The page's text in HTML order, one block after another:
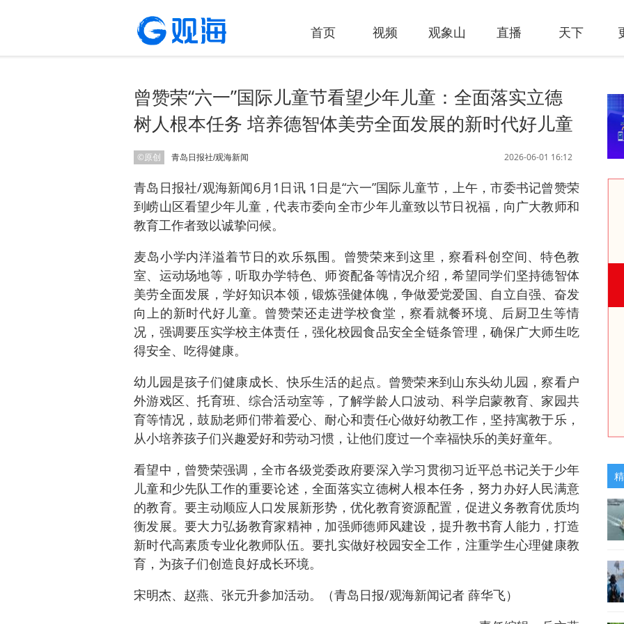
首页 视频 观象山 直播 天下
​曾赞荣“六一”国际儿童节看望少年儿童：全面落实立德
树人根本任务 培养德智体美劳全面发展的新时代好儿童
©原创 2026-06-01 16:12
青岛日报社/观海新闻
青岛日报社/观海新闻6月1日讯 1日是“六一”国际儿童节，上午，市委书记曾赞荣
到崂山区看望少年儿童，代表市委向全市少年儿童致以节日祝福，向广大教师和
教育工作者致以诚挚问候。
麦岛小学内洋溢着节日的欢乐氛围。曾赞荣来到这里，察看科创空间、特色教
室、运动场地等，听取办学特色、师资配备等情况介绍，希望同学们坚持德智体
美劳全面发展，学好知识本领，锻炼强健体魄，争做爱党爱国、自立自强、奋发
向上的新时代好儿童。曾赞荣还走进学校食堂，察看就餐环境、后厨卫生等情
况，强调要压实学校主体责任，强化校园食品安全全链条管理，确保广大师生吃
得安全、吃得健康。
幼儿园是孩子们健康成长、快乐生活的起点。曾赞荣来到山东头幼儿园，察看户
外游戏区、托育班、综合活动室等，了解学龄人口波动、科学启蒙教育、家园共
育等情况，鼓励老师们带着爱心、耐心和责任心做好幼教工作，坚持寓教于乐，
从小培养孩子们兴趣爱好和劳动习惯，让他们度过一个幸福快乐的美好童年。
看望中，曾赞荣强调，全市各级党委政府要深入学习贯彻习近平总书记关于少年
儿童和少先队工作的重要论述，全面落实立德树人根本任务，努力办好人民满意
的教育。要主动顺应人口发展新形势，优化教育资源配置，促进义务教育优质均
衡发展。要大力弘扬教育家精神，加强师德师风建设，提升教书育人能力，打造
新时代高素质专业化教师队伍。要扎实做好校园安全工作，注重学生心理健康教
育，为孩子们创造良好成长环境。
宋明杰、赵燕、张元升参加活动。（青岛日报/观海新闻记者 薛华飞）